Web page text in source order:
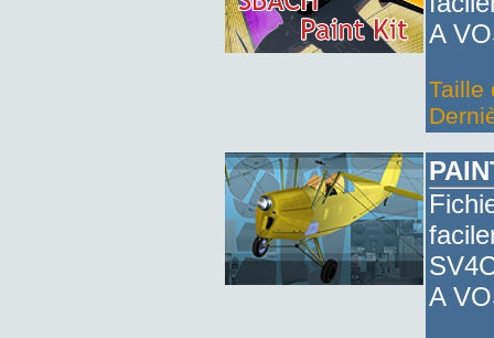
A
Taille
A